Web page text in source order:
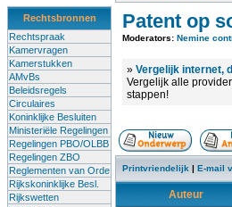
Rechtsbronnen
Rechtspraak
Kamervragen
Kamerstukken
AMvBs
Beleidsregels
Circulaires
Koninklijke Besluiten
Ministeriële Regelingen
Regelingen PBO/OLBB
Regelingen ZBO
Reglementen van Orde
Rijkskoninklijke Besl.
Rijkswetten
Patent op
Moderators: Nemine
» Vergelijk internet,
Vergelijk alle
stappen!
Printvriendelijk | E-mail
Auteur